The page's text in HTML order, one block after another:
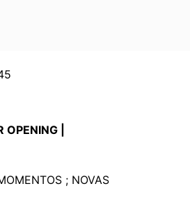
OPENING |
; NOVAS